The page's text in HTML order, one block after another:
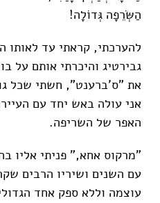
הַשְּׂרֵפָה גְּדוֹלָה!
להערכתי, קראתי עד לאותו
גבירטיג והיכרתי אותם על
את "ס'ברענט", חשתי שכל
אני עולה באש יחד עם
האפר של השריפה.
"מרקוס אחא," פניתי אליו
עם השנים ושיריו הרבים
עוצמה וללא ספק אחד